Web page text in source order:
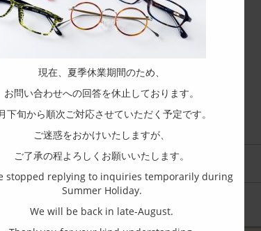
現在、夏季休業期間のため、
お問い合わせへの回答を休止しております。
下旬から順次ご対応させていただく予定です。
ご迷惑をおかけいたしますが、
ご了承の程よろしくお願いいたします。
stopped replying to inquiries temporarily during
Summer Holiday.
We will be back in late-August.